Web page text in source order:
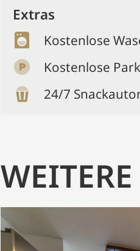
Extras
Kostenlose
Kostenlose
24/7